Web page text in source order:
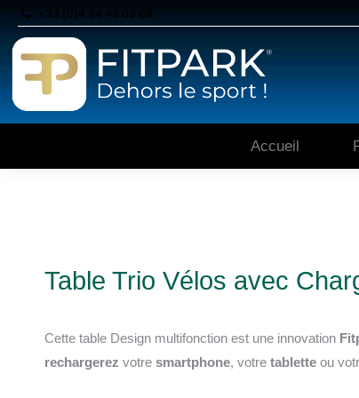
+33 (0)4 94 43 03 68
Accueil
Table Trio Vélos avec
Cette table Design multifonction est une innovation
rechargerez votre smartphone, votre tablette ou